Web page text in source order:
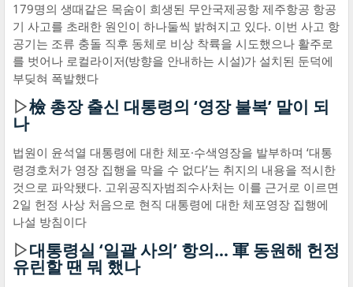
179명의 생때같은 목숨이 희생된 무안국제공항 제주항공 항공
기 사고를 초래한 원인이 하나둘씩 밝혀지고 있다. 이번 사고 항
공기는 조류 충돌 직후 동체로 비상 착륙을 시도했으나 활주로
를 벗어나 로컬라이저(방향을 안내하는 시설)가 설치된 둔덕에
부딪혀 폭발했다
▷檢 총장 출신 대통령의 ‘영장 불복’ 말이 되
나
법원이 윤석열 대통령에 대한 체포·수색영장을 발부하며 ‘대통
령경호처가 영장 집행을 막을 수 없다’는 취지의 내용을 적시한
것으로 파악됐다. 고위공직자범죄수사처는 이를 근거로 이르면
2일 헌정 사상 처음으로 현직 대통령에 대한 체포영장 집행에
나설 방침이다
▷대통령실 ‘일괄 사의’ 항의… 軍 동원해 헌정
유린할 땐 뭐 했나